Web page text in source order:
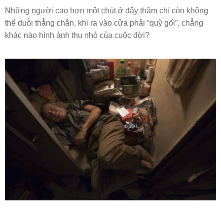
Những người cao hơn một chút ở đây thậm chí còn không
thể duỗi thẳng chân, khi ra vào cửa phải “quỳ gối”, chẳng
khác nào hình ảnh thu nhỏ của cuộc đời?